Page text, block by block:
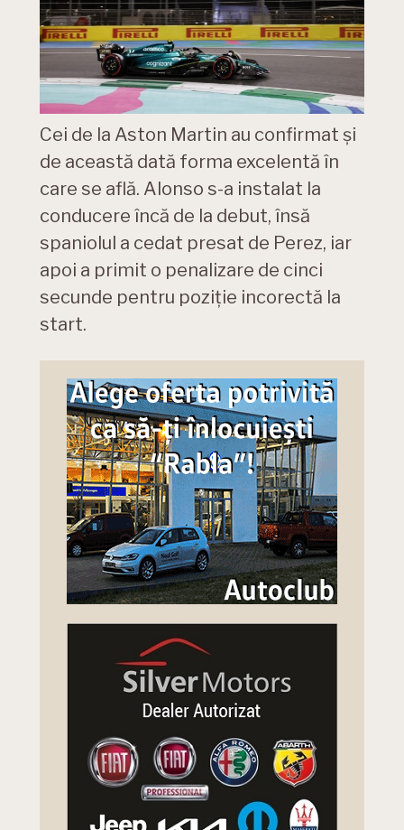
Cei de la Aston Martin au confirmat și
de această dată forma excelentă în
care se află. Alonso s-a instalat la
conducere încă de la debut, însă
spaniolul a cedat presat de Perez, iar
apoi a primit o penalizare de cinci
secunde pentru poziție incorectă la
start.